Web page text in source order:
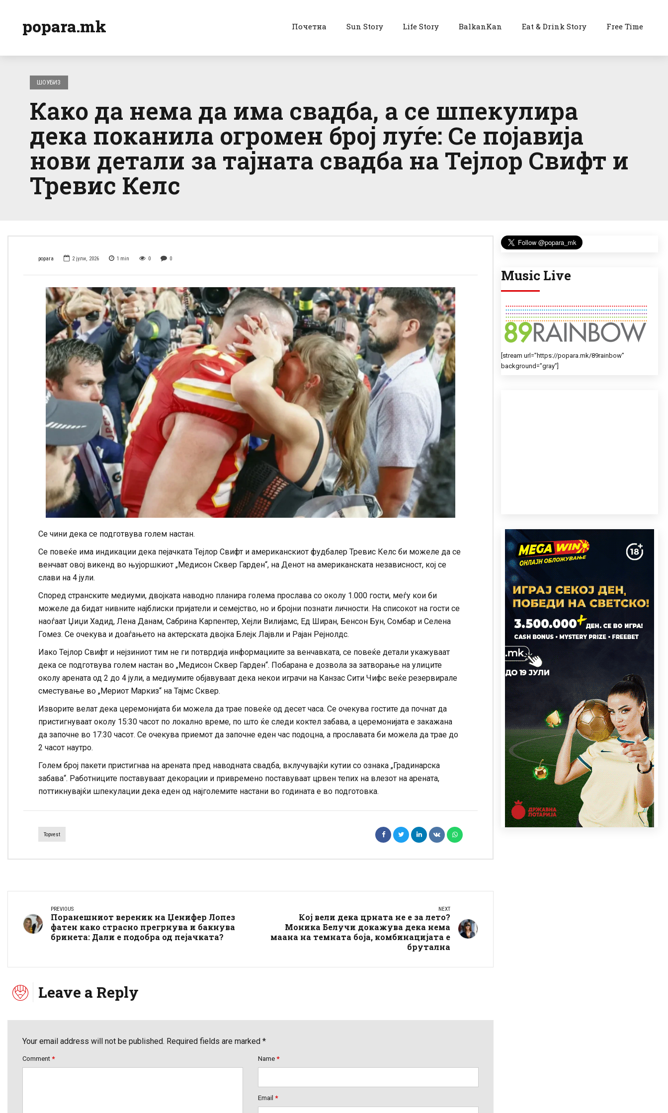
popara.mk Почетна Sun Story Life Story BalkanKan Eat & Drink Story Free Time
ШОУБИЗ
Како да нема да има свадба, а се шпекулира
дека поканила огромен број луѓе: Се појавија
нови детали за тајната свадба на Тејлор Свифт и
Тревис Келс
popara 2 јули, 2026 1 min 0 0
Се чини дека се подготвува голем настан.
Се повеќе има индикации дека пејачката Тејлор Свифт и американскиот фудбалер Тревис Келс би можеле да се
венчаат овој викенд во њујоршкиот „Медисон Сквер Гарден“, на Денот на американската независност, кој се
слави на 4 јули.
Според странските медиуми, двојката наводно планира голема прослава со околу 1.000 гости, меѓу кои би
можеле да бидат нивните најблиски пријатели и семејство, но и бројни познати личности. На списокот на гости се
наоѓаат Џиџи Хадид, Лена Данам, Сабрина Карпентер, Хејли Вилијамс, Ед Ширан, Бенсон Бун, Сомбар и Селена
Гомез. Се очекува и доаѓањето на актерската двојка Блејк Лајвли и Рајан Рејнолдс.
Иако Тејлор Свифт и нејзиниот тим не ги потврдија информациите за венчавката, се повеќе детали укажуваат
дека се подготвува голем настан во „Медисон Сквер Гарден“. Побарана е дозвола за затворање на улиците
околу арената од 2 до 4 јули, а медиумите објавуваат дека некои играчи на Канзас Сити Чифс веќе резервирале
сместување во „Мериот Маркиз“ на Тајмс Сквер.
Изворите велат дека церемонијата би можела да трае повеќе од десет часа. Се очекува гостите да почнат да
пристигнуваат околу 15:30 часот по локално време, по што ќе следи коктел забава, а церемонијата е закажана
да започне во 17:30 часот. Се очекува приемот да започне еден час подоцна, а прославата би можела да трае до
2 часот наутро.
Голем број пакети пристигнаа на арената пред наводната свадба, вклучувајќи кутии со ознака „Градинарска
забава“. Работниците поставуваат декорации и привремено поставуваат црвен тепих на влезот на арената,
поттикнувајќи шпекулации дека еден од најголемите настани во годината е во подготовка.
Topvest
PREVIOUS
Поранешниот вереник на Џенифер Лопез
фатен како страсно прегрнува и бакнува
бринета: Дали е подобра од пејачката?
NEXT
Кој вели дека црната не е за лето?
Моника Белучи докажува дека нема
маана на темната боја, комбинацијата е
брутална
Leave a Reply
Your email address will not be published. Required fields are marked *
Comment * Name *
Email *
Music Live
[stream url=”https://popara.mk/89rainbow”
background=”gray”]